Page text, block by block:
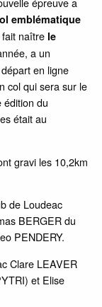
emblématique
naître le
a un
en ligne
col qui sera sur le
édition du
était au
gravi les 10,2km
de Loudeac
BERGER du
PENDERY.
Clare LEAVER
et Elise